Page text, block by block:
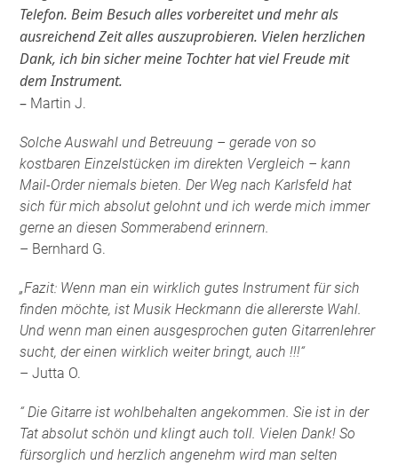
Telefon. Beim Besuch alles vorbereitet und mehr als
ausreichend Zeit alles auszuprobieren. Vielen herzlichen
Dank, ich bin sicher meine Tochter hat viel Freude mit
dem Instrument.
– Martin J.
Solche Auswahl und Betreuung – gerade von so
kostbaren Einzelstücken im direkten Vergleich – kann
Mail-Order niemals bieten. Der Weg nach Karlsfeld hat
sich für mich absolut gelohnt und ich werde mich immer
gerne an diesen Sommerabend erinnern.
– Bernhard G.
„Fazit: Wenn man ein wirklich gutes Instrument für sich
finden möchte, ist Musik Heckmann die allererste Wahl.
Und wenn man einen ausgesprochen guten Gitarrenlehrer
sucht, der einen wirklich weiter bringt, auch !!!“
– Jutta O.
“ Die Gitarre ist wohlbehalten angekommen. Sie ist in der
Tat absolut schön und klingt auch toll. Vielen Dank! So
fürsorglich und herzlich angenehm wird man selten